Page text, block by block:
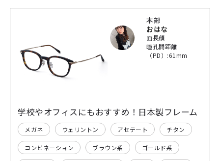
本部
おはな
面長顔
瞳孔間距離
（PD）:61mm
学校やオフィスにもおすすめ！日本製フレーム
メガネ ウェリントン アセテート チタン
コンビネーション ブラウン系 ゴールド系